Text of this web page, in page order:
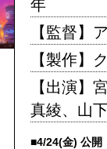
年
【監督】
【製作】
【出演】
真綾、山
■4/24(金) 公開